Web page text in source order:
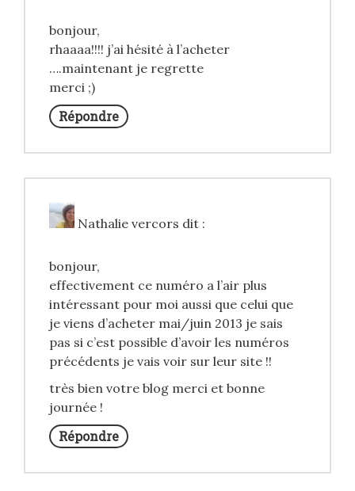
bonjour,
rhaaaa!!!! j’ai hésité à l’acheter
….maintenant je regrette
merci ;)
Répondre
Nathalie vercors dit :
bonjour,
effectivement ce numéro a l’air plus
intéressant pour moi aussi que celui que
je viens d’acheter mai/juin 2013 je sais
pas si c’est possible d’avoir les numéros
précédents je vais voir sur leur site !!
très bien votre blog merci et bonne
journée !
Répondre